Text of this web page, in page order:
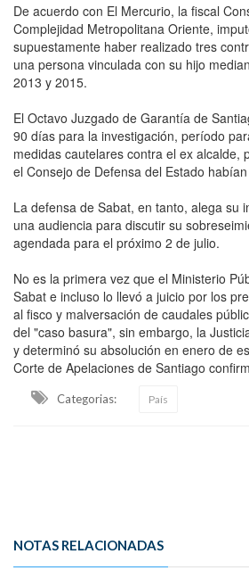
De acuerdo con El Mercurio, la fiscal
Complejidad Metropolitana Oriente,
supuestamente haber realizado tres
una persona vinculada con su hijo
2013 y 2015.
El Octavo Juzgado de Garantía de
90 días para la investigación, período
medidas cautelares contra el ex alcalde,
el Consejo de Defensa del Estado
La defensa de Sabat, en tanto, alega su
una audiencia para discutir su
agendada para el próximo 2 de julio.
No es la primera vez que el Ministerio
Sabat e incluso lo llevó a juicio por los
al fisco y malversación de caudales
del "caso basura", sin embargo, la
y determinó su absolución en enero de
Corte de Apelaciones de Santiago
Categorias: País
NOTAS RELACIONADAS